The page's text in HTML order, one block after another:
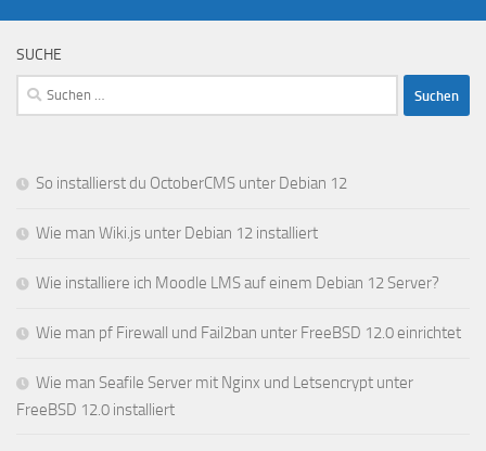
SUCHE
Suchen
nach:
So installierst du OctoberCMS unter Debian 12
Wie man Wiki.js unter Debian 12 installiert
Wie installiere ich Moodle LMS auf einem Debian 12 Server?
Wie man pf Firewall und Fail2ban unter FreeBSD 12.0 einrichtet
Wie man Seafile Server mit Nginx und Letsencrypt unter
FreeBSD 12.0 installiert